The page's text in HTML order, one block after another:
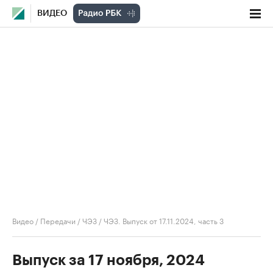
ВИДЕО
Видео / Передачи /ЧЭЗ /ЧЭЗ. Выпуск от 17.11.2024, часть 3
Выпуск за 17 ноября, 2024